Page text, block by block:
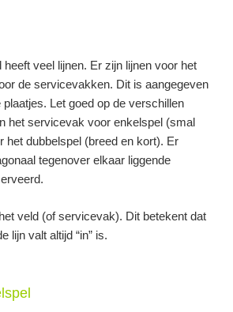
heeft veel lijnen. Er zijn lijnen voor het
de servicevakken. Dit is aangegeven
plaatjes. Let goed op de verschillen
het servicevak voor enkelspel (smal
het dubbelspel (breed en kort). Er
tegenover elkaar liggende
veld (of servicevak). Dit betekent dat
lijn valt altijd “in” is.